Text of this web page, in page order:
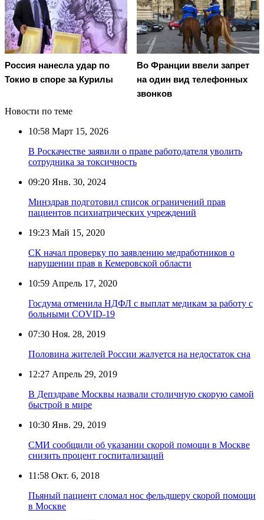
Россия нанесла удар по
Токио в споре за Курилы
Во Франции ввели запрет
на один вид телефонных
звонков
Новости по теме
10:58 Март 15, 2026
В Роскачестве заявили о праве работодателя уволить
сотрудника за токсичность
09:20 Янв. 30, 2024
Минздрав подготовил список ограничений прав
пациентов психиатрических учреждений
19:23 Май 15, 2020
СК начал проверку по заявлению медработников о
нарушении прав в Кемеровской области
10:59 Апрель 17, 2020
Госдума отменила НДФЛ с выплат медикам за работу с
больными COVID-19
07:30 Ноя. 28, 2019
Половина жителей России жалуется на недостаток сна
12:27 Апрель 29, 2019
В Депздраве Москвы назвали столичную скорую самой
быстрой в мире
10:30 Янв. 29, 2019
СМИ сообщили об указании скорой помощи в Москве
снизить процент госпитализаций
11:58 Окт. 6, 2018
Пьяный пациент сломал нос фельдшеру скорой помощи
в Москве